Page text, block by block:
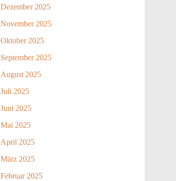
Dezember 2025
November 2025
Oktober 2025
September 2025
August 2025
Juli 2025
Juni 2025
Mai 2025
April 2025
März 2025
Februar 2025